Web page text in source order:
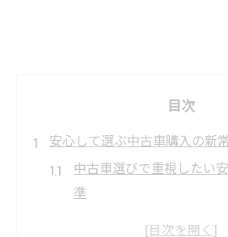
目次
安心して選ぶ中古車購入の新
中古車選びで重視したい
準